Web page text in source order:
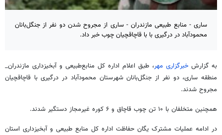
ساری - منابع طبیعی مازندران - ساری از مجروح شدن دو نفر از جنگل‌بانان
محمودآباد در درگیری با با قاچاقچیان چوب خبر داد.
به گزارش خبرگزاری مهر، طبق اعلام اداره کل منابع‌طبیعی و آبخیزداری مازندران_
منطقه ساری، دو نفر از جنگل‌بانان شهرستان محمودآباد در درگیری با قاچاقچیان
مجروح شدند.
همچنین متخلفان با ۱۰ تن چوب قاچاق و ۶ کوره غیرمجاز دستگیر شدند.
در ادامه عملیات مشترک یگان حفاظت اداره کل منابع طبیعی و آبخیزداری استان